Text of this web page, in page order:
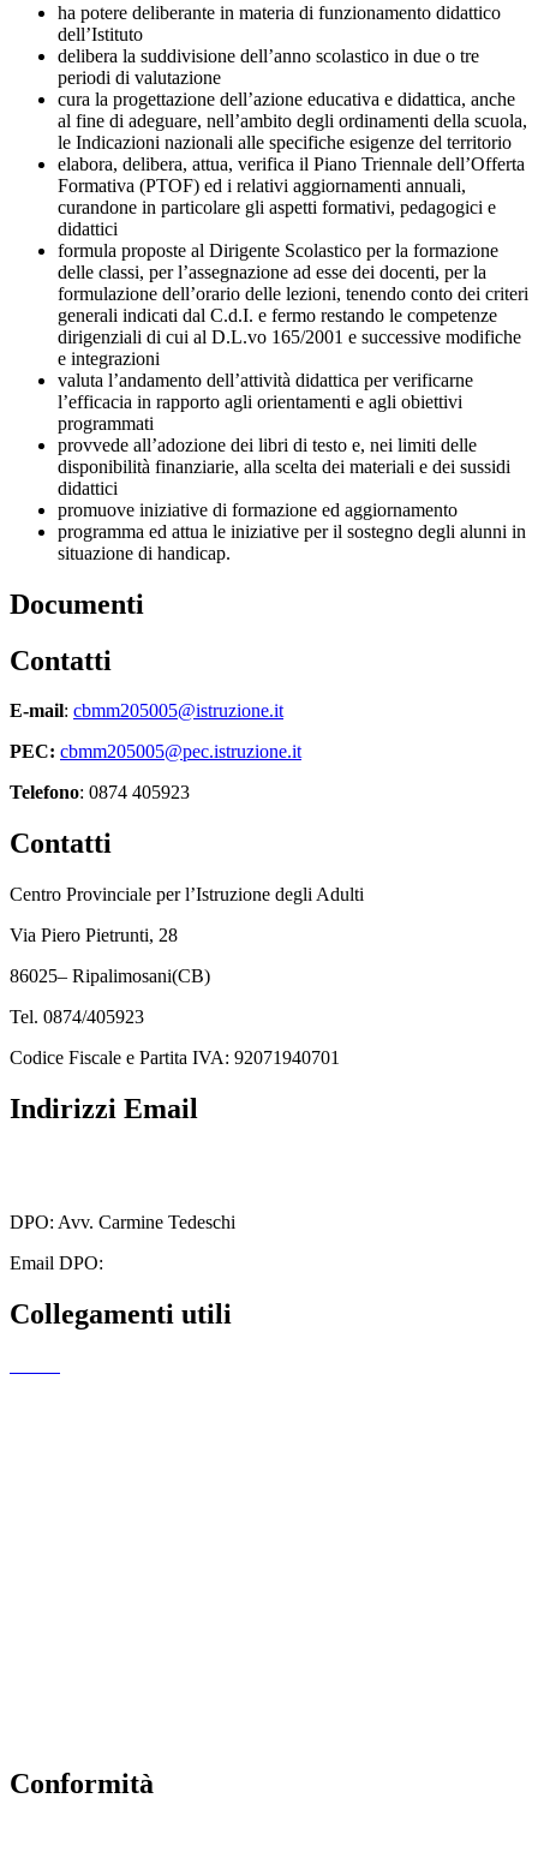
ha potere deliberante in materia di funzionamento didattico
dell’Istituto
delibera la suddivisione dell’anno scolastico in due o tre
periodi di valutazione
cura la progettazione dell’azione educativa e didattica, anche
al fine di adeguare, nell’ambito degli ordinamenti della scuola,
le Indicazioni nazionali alle specifiche esigenze del territorio
elabora, delibera, attua, verifica il Piano Triennale dell’Offerta
Formativa (PTOF) ed i relativi aggiornamenti annuali,
curandone in particolare gli aspetti formativi, pedagogici e
didattici
formula proposte al Dirigente Scolastico per la formazione
delle classi, per l’assegnazione ad esse dei docenti, per la
formulazione dell’orario delle lezioni, tenendo conto dei criteri
generali indicati dal C.d.I. e fermo restando le competenze
dirigenziali di cui al D.L.vo 165/2001 e successive modifiche
e integrazioni
valuta l’andamento dell’attività didattica per verificarne
l’efficacia in rapporto agli orientamenti e agli obiettivi
programmati
provvede all’adozione dei libri di testo e, nei limiti delle
disponibilità finanziarie, alla scelta dei materiali e dei sussidi
didattici
promuove iniziative di formazione ed aggiornamento
programma ed attua le iniziative per il sostegno degli alunni in
situazione di handicap.
Documenti
Contatti
E-mail: cbmm205005@istruzione.it
PEC: cbmm205005@pec.istruzione.it
Telefono: 0874 405923
Contatti
Centro Provinciale per l’Istruzione degli Adulti
Via Piero Pietrunti, 28
86025– Ripalimosani(CB)
Tel. 0874/405923
Codice Fiscale e Partita IVA: 92071940701
Indirizzi Email
DPO: Avv. Carmine Tedeschi
Email DPO:
Collegamenti utili
Conformità